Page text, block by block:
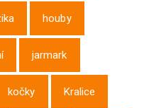
houby
jarmark
kočky Kralice